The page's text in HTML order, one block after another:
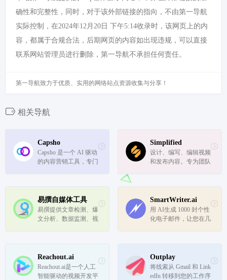
确性和完整性，同时，对于该外部链接的指向，不由第一导航
实际控制，在2024年12月20日 下午5:14收录时，该网页上的内
容，都属于合规合法，后期网页的内容如出现违规，可以直接
联系网站管理员进行删除，第一导航不承担任何责任。
第一导航致力于优质、实用的网络站点资源收集与分享！
相关导航
Capsho
Capsho 是一个 AI 驱动
的内容营销工具，专门
Simplified
设计、编写、编辑视频
和发布内容。专为团队
易撰自媒体工具
易撰提供文章检测、爆
文分析、数据监测、视
务及其它相关联的API
接口服务。
SmartWriter.ai
用 AI生成 1000 封个性
化电子邮件，让您在几
Reachout.ai
Reachout.ai是一个人工
智能驱动的视频开发平
Outplay
将线索从 Gmail 和 Link
edIn 转移到您的工作序